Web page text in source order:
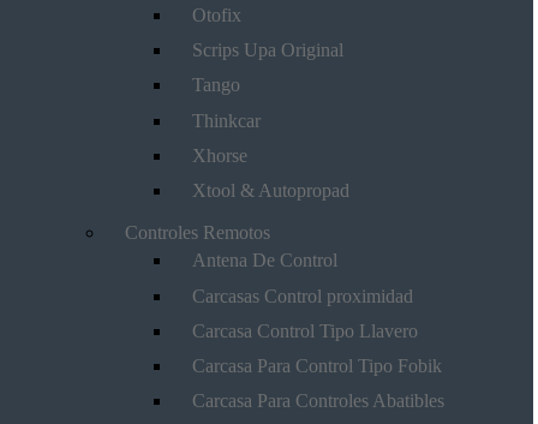
Otofix
Scrips Upa Original
Tango
Thinkcar
Xhorse
Xtool & Autopropad
Controles Remotos
Antena De Control
Carcasas Control proximidad
Carcasa Control Tipo Llavero
Carcasa Para Control Tipo Fobik
Carcasa Para Controles Abatibles